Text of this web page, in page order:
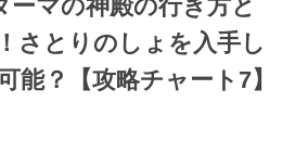
ーマの神殿の行き方と
さとりのしょを入手し
能？【攻略チャート7】